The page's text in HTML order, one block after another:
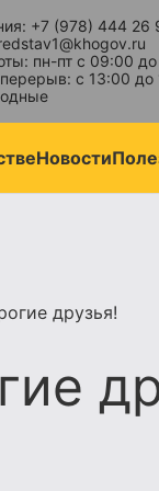
+7 (978) 444 26
пн-пт с 09:00 до
с 13:00 до
Новости
друзья!